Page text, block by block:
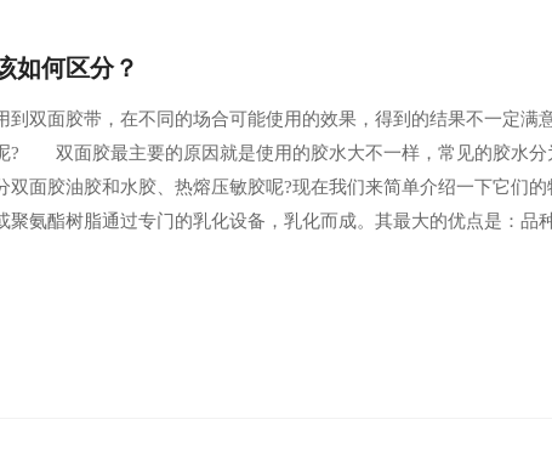
如何区分？
到双面胶带，在不同的场合可能使用的效果，得到的结果不一定满
? 双面胶最主要的原因就是使用的胶水大不一样，常见的胶水分
双面胶油胶和水胶、热熔压敏胶呢?现在我们来简单介绍一下它
聚氨酯树脂通过专门的乳化设备，乳化而成。其最大的优点是：品